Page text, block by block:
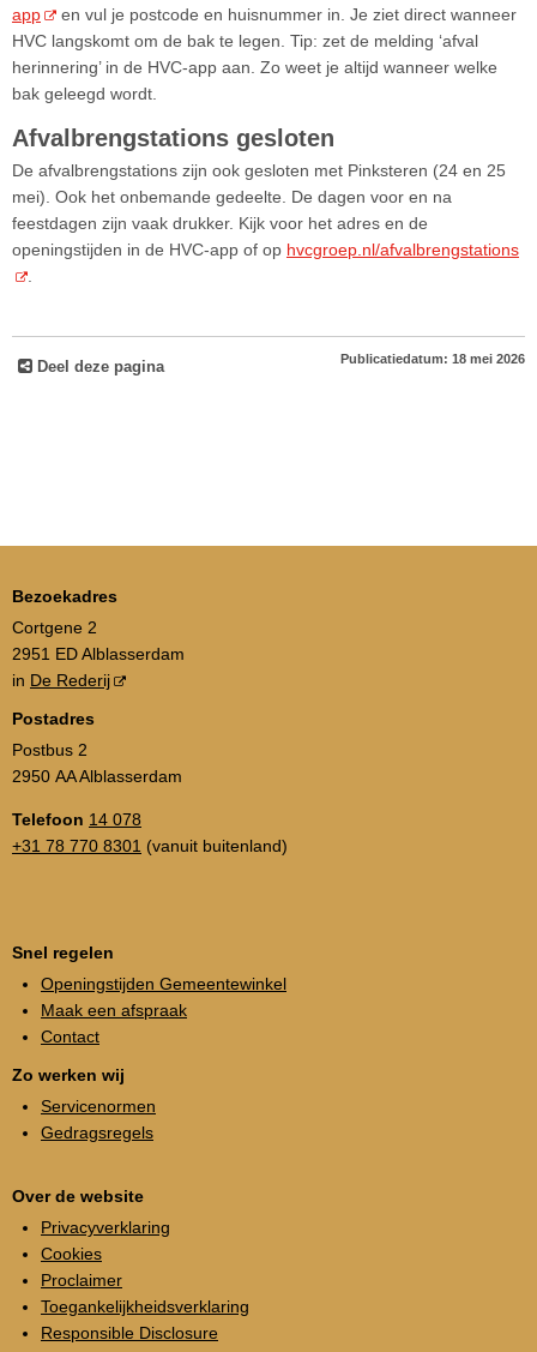
app
en vul je postcode en huisnummer in. Je ziet direct wanneer
HVC langskomt om de bak te legen. Tip: zet de melding ‘afval
herinnering’ in de HVC-app aan. Zo weet je altijd wanneer welke
bak geleegd wordt.
Afvalbrengstations gesloten
De afvalbrengstations zijn ook gesloten met Pinksteren (24 en 25
mei). Ook het onbemande gedeelte. De dagen voor en na
feestdagen zijn vaak drukker. Kijk voor het adres en de
openingstijden in de HVC-app of op hvcgroep.nl/afvalbrengstations
Deel deze pagina Publicatiedatum: 18 mei 2026
Bezoekadres
Cortgene 2
2951 ED Alblasserdam
in De Rederij
Postadres
Postbus 2
2950 AA Alblasserdam
Telefoon 14 078
+31 78 770 8301 (vanuit buitenland)
Snel regelen
Openingstijden Gemeentewinkel
Maak een afspraak
Contact
Zo werken wij
Servicenormen
Gedragsregels
Over de website
Privacyverklaring
Cookies
Proclaimer
Toegankelijkheidsverklaring
Responsible Disclosure